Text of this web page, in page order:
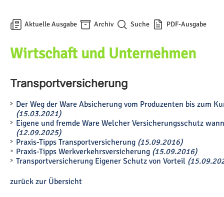
Aktuelle Ausgabe Archiv Suche PDF-Ausgabe
Wirtschaft und Unternehmen
Transportversicherung
Der Weg der Ware Absicherung vom Produzenten bis zum
(15.03.2021)
Eigene und fremde Ware Welcher Versicherungsschutz
(12.09.2025)
Praxis-Tipps Transportversicherung (15.09.2016)
Praxis-Tipps Werkverkehrsversicherung (15.09.2016)
Transportversicherung Eigener Schutz von Vorteil
zurück zur Übersicht